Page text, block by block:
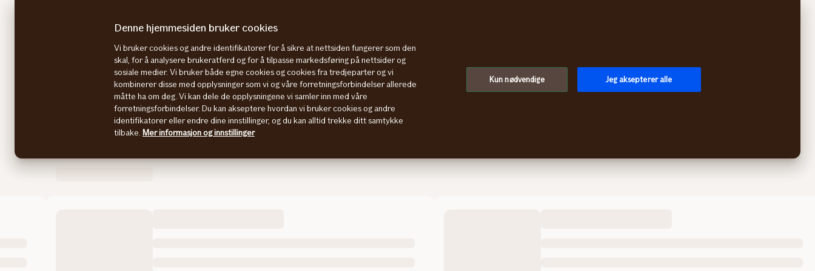
Bilhjelpen Søk og velg bil Bilkalkulatorer
Heftelser på bruktbil
Denne hjemmesiden bruker cookies
Vi bruker cookies og andre identifikatorer for å sikre at nettsiden fungerer som den
skal, for å analysere brukeratferd og for å tilpasse markedsføring på nettsider og
sosiale medier. Vi bruker både egne cookies og cookies fra tredjeparter og vi
kombinerer disse med opplysninger som vi og våre forretningsforbindelser allerede
måtte ha om deg. Vi kan dele de opplysningene vi samler inn med våre
forretningsforbindelser. Du kan akseptere hvordan vi bruker cookies og andre
identifikatorer eller endre dine innstillinger, og du kan alltid trekke ditt samtykke
tilbake. Mer informasjon og innstillinger
Kun nødvendige Jeg aksepterer alle